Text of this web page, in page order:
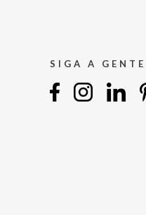
SIGA A GENTE